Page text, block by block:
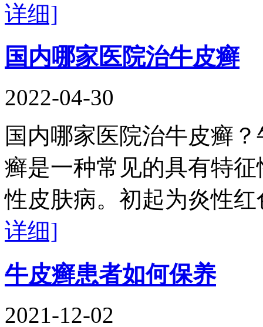
详细]
国内哪家医院治牛皮癣
2022-04-30
国内哪家医院治牛皮癣
癣是一种常见的具有特
性皮肤病。初起为炎性
详细]
牛皮癣患者如何保养
2021-12-02